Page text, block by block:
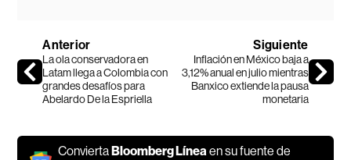
Anterior
La ola conservadora en
Latam llega a Colombia con
grandes desafíos para
Abelardo De la Espriella
Siguiente
Inflación en México baja a
3,12% anual en julio mientras
Banxico extiende la pausa
monetaria
ConviertaBloomberg Línea en su fuente de